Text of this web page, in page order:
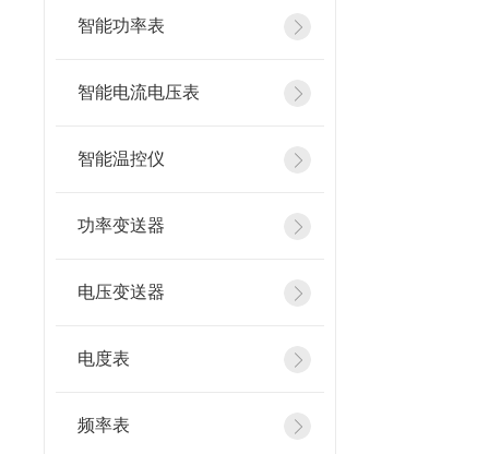
智能功率表
智能电流电压表
智能温控仪
功率变送器
电压变送器
电度表
频率表